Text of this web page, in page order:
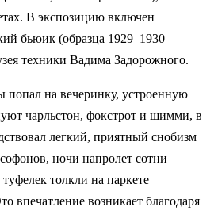
В экспозицию включен
бьюик (образца 1929–1930
техники Вадима Задорожного.
попал на вечеринку, устроенную
чарльстон, фокстрот и шимми, в
легкий, приятный снобизм
ночи напролет сотни
толкли на паркете
впечатление возникает благодаря